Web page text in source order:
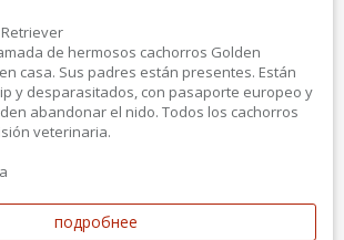
de hermosos cachorros Golden
casa. Sus padres están presentes. Están
y desparasitados, con pasaporte europeo y
abandonar el nido. Todos los cachorros
veterinaria.
подробнее